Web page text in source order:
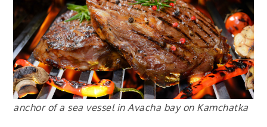
anchor of a sea vessel in Avacha bay on Kamchatka